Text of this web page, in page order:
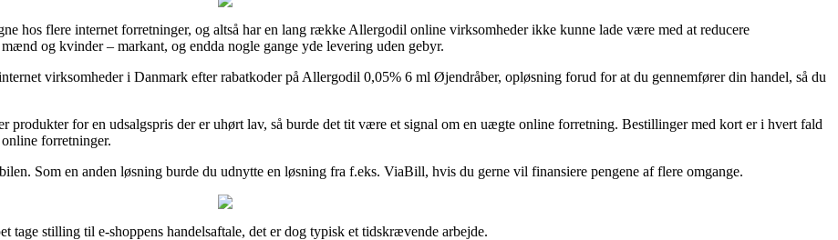
hos flere internet forretninger, og altså har en lang række Allergodil online virksomheder ikke kunne lade være med at reducere
og kvinder – markant, og endda nogle gange yde levering uden gebyr.
virksomheder i Danmark efter rabatkoder på Allergodil 0,05% 6 ml Øjendråber, opløsning forud for at du gennemfører din handel, så du
for en udsalgspris der er uhørt lav, så burde det tit være et signal om en uægte online forretning. Bestillinger med kort er i hvert fald
forretninger.
Som en anden løsning burde du udnytte en løsning fra f.eks. ViaBill, hvis du gerne vil finansiere pengene af flere omgange.
stilling til e-shoppens handelsaftale, det er dog typisk et tidskrævende arbejde.